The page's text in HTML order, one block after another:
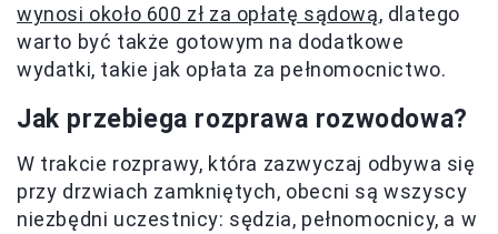
wynosi około 600 zł za opłatę sądową, dlatego
warto być także gotowym na dodatkowe
wydatki, takie jak opłata za pełnomocnictwo.
Jak przebiega rozprawa rozwodowa?
W trakcie rozprawy, która zazwyczaj odbywa się
przy drzwiach zamkniętych, obecni są wszyscy
niezbędni uczestnicy: sędzia, pełnomocnicy, a w